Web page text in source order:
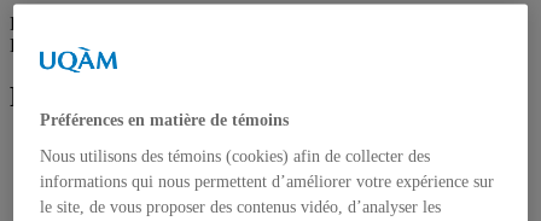
Pour vous inscrire, écrivez au cridaq@uqam.ca.
Les places sont limitées, réservez tôt !
Partager sur :
Préférences en matière de témoins
Nous utilisons des témoins (cookies) afin de collecter des
informations qui nous permettent d’améliorer votre expérience sur
le site, de vous proposer des contenus vidéo, d’analyser les